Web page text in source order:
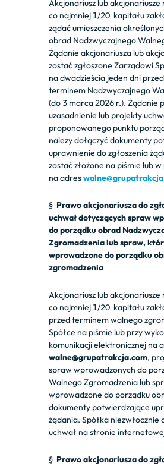
Akcjonariusz lub
co najmniej 1/20 kapitału
żądać umieszczenia
obrad Nadzwyczajnego
Żądanie akcjonariusza lub
zostać zgłoszone Zarządowi
na dwadzieścia jeden dni
terminem Nadzwyczajnego
(do 3 marca 2026 r.). Żądanie
uzasadnienie lub projekty
proponowanego punktu
należy dołączyć dokumenty
uprawnienie do zgłoszenia
zostać złożone na piśmie lub
na adres
§ Prawo akcjonariusza do
uchwał dotyczących spraw
do porządku obrad
Zgromadzenia lub spraw,
wprowadzone do porządku
zgromadzenia
Akcjonariusz lub
co najmniej 1/20 kapitału
przed terminem walnego
Spółce na piśmie lub przy
komunikacji elektronicznej na
walne@grupatrakcja.com,
spraw wprowadzonych do
Walnego Zgromadzenia lub
wprowadzone do porządku
dokumenty potwierdzające
żądania. Spółka niezwłocznie
uchwał na stronie
§ Prawo akcjonariusza do